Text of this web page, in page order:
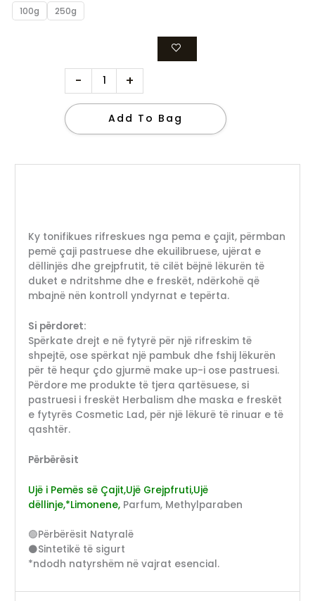
100g 250g
- +
Add To Bag
Ky tonifikues rifreskues nga pema e çajit, përmban
pemë çaji pastruese dhe ekuilibruese, ujërat e
dëllinjës dhe grejpfrutit, të cilët bëjnë lëkurën të
duket e ndritshme dhe e freskët, ndërkohë që
mbajnë nën kontroll yndyrnat e tepërta.
Si përdoret:
Spërkate drejt e në fytyrë për një rifreskim të
shpejtë, ose spërkat një pambuk dhe fshij lëkurën
për të hequr çdo gjurmë make up-i ose pastruesi.
Përdore me produkte të tjera qartësuese, si
pastruesi i freskët Herbalism dhe maska e freskët
e fytyrës Cosmetic Lad, për një lëkurë të rinuar e të
qashtër.
Përbërësit
Ujë i Pemës së Çajit,Ujë Grejpfruti,Ujë
dëllinje,*Limonene,Parfum, Methylparaben
🟢Përbërësit Natyralë
⚫Sintetikë të sigurt
*ndodh natyrshëm në vajrat esencial.